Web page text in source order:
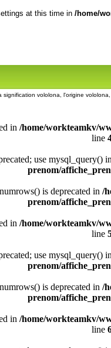
at this time in /home/
signification vololona, l'origine
in /home/workteamkv/
line
use mysql_query()
prenom/
is deprecated in /
prenom/
in /home/workteamkv/
line
use mysql_query()
prenom/
is deprecated in /
prenom/
in /home/workteamkv/
line